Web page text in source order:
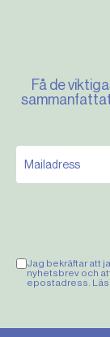
Få de
Jag bekräftar att
nyhetsbrev och
epostadress.